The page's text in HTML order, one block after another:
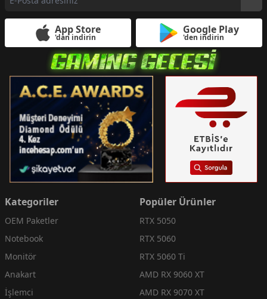
App Store
'dan indirin
Google Play
'den indirin
Kategoriler
OEM Paketler
Notebook
Monitör
Anakart
İşlemci
Popüler Ürünler
RTX 5050
RTX 5060
RTX 5060 Ti
AMD RX 9060 XT
AMD RX 9070 XT